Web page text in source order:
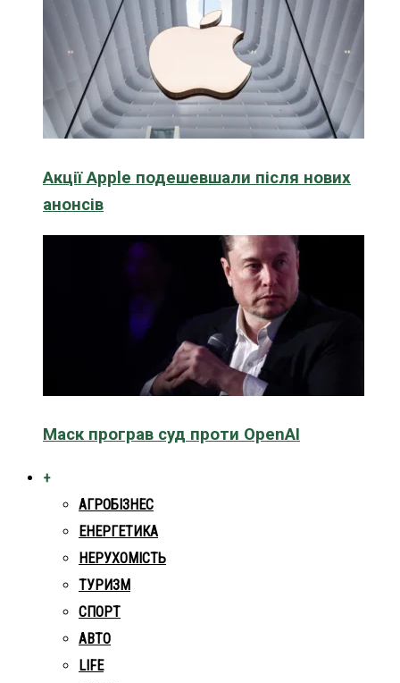
Акції Apple подешевшали після нових
анонсів
Маск програв суд проти OpenAI
+
АГРОБІЗНЕС
ЕНЕРГЕТИКА
НЕРУХОМІСТЬ
ТУРИЗМ
СПОРТ
АВТО
LIFE